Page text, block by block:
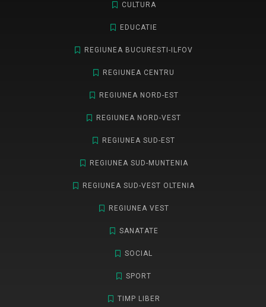
CULTURA
EDUCATIE
REGIUNEA BUCURESTI-ILFOV
REGIUNEA CENTRU
REGIUNEA NORD-EST
REGIUNEA NORD-VEST
REGIUNEA SUD-EST
REGIUNEA SUD-MUNTENIA
REGIUNEA SUD-VEST OLTENIA
REGIUNEA VEST
SANATATE
SOCIAL
SPORT
TIMP LIBER